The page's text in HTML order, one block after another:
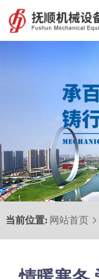
当前位置: 网站首页 